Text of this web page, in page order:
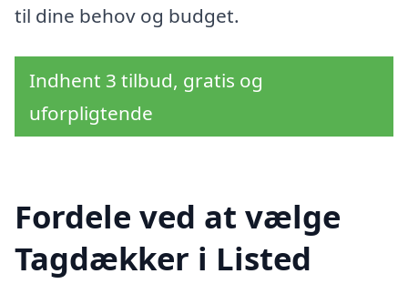
til dine behov og budget.
Indhent 3 tilbud, gratis og
uforpligtende
Fordele ved at vælge
Tagdækker i Listed